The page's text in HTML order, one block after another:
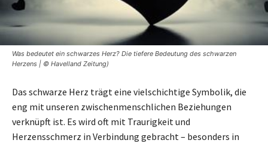
Was bedeutet ein schwarzes Herz? Die tiefere Bedeutung des schwarzen
Herzens | © Havelland Zeitung)
Das schwarze Herz trägt eine vielschichtige Symbolik, die
eng mit unseren zwischenmenschlichen Beziehungen
verknüpft ist. Es wird oft mit Traurigkeit und
Herzensschmerz in Verbindung gebracht – besonders in